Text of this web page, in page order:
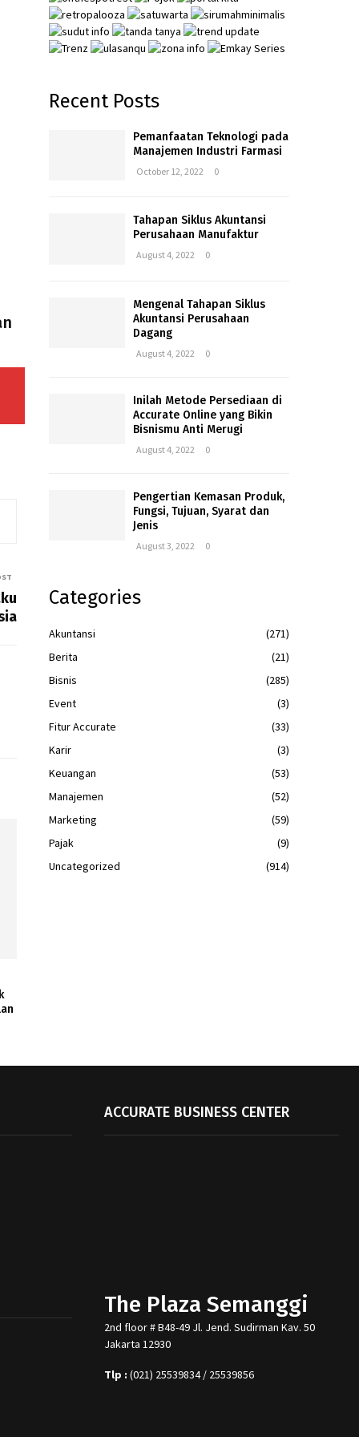
Recent Posts
Pemanfaatan Teknologi pada
Manajemen Industri Farmasi
October 12, 2022 0
Tahapan Siklus Akuntansi
Perusahaan Manufaktur
August 4, 2022 0
Mengenal Tahapan Siklus
Akuntansi Perusahaan
Dagang
August 4, 2022 0
Inilah Metode Persediaan di
Accurate Online yang Bikin
Bisnismu Anti Merugi
August 4, 2022 0
Pengertian Kemasan Produk,
Fungsi, Tujuan, Syarat dan
Jenis
August 3, 2022 0
Categories
Akuntansi
(271)
Berita
(21)
Bisnis
(285)
Event
(3)
Fitur Accurate
(33)
Karir
(3)
Keuangan
(53)
Manajemen
(52)
Marketing
(59)
Pajak
(9)
Uncategorized
(914)
ACCURATE BUSINESS CENTER
The Plaza Semanggi
2nd floor # B48-49 Jl. Jend. Sudirman Kav. 50
Jakarta 12930
Tlp : (021) 25539834 / 25539856